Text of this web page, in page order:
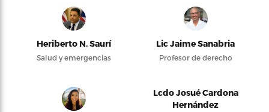
Heriberto N. Saurí
Salud y emergencias
Lic Jaime Sanabria
Profesor de derecho
Lcdo Josué Cardona
Hernández